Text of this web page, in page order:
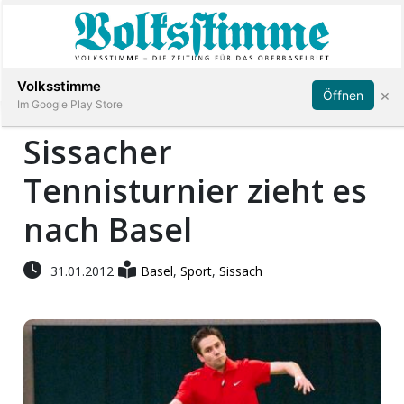
Immobilien
Veranstaltungen
Stellen
E-
Abonnieren Anmelden
Sissacher
Tennisturnier zieht es
nach Basel
31.01.2012 Basel,Sport,Sissach
Volksstimme
Im Google Play Store
Öffnen ×